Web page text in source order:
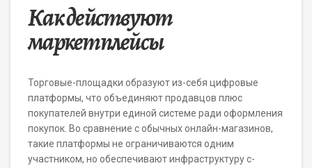
Как действуют
маркетплейсы
Торговые-площадки образуют из-себя цифровые
платформы, что объединяют продавцов плюс
покупателей внутри единой системе ради оформления
покупок. Во сравнение с обычных онлайн-магазинов,
такие платформы не ограничиваются одним
участником, но обеспечивают инфраструктуру с-